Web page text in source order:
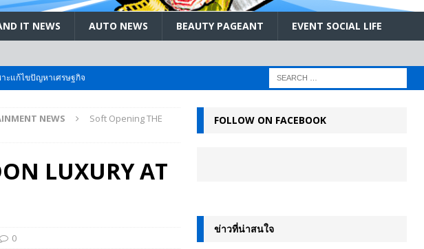
IT NEWS AUTO NEWS BEAUTY PAGEANT EVENT SOCIAL LIFE
ะแก้ไขปัญหาเศรษฐกิจ
พลาด 25 มีค. – 5
นกำแพง ‘บ้านใหญ่’ ใน
NEWS
Soft Opening THE
LUXURY AT
0
FOLLOW ON FACEBOOK
ข่าวที่น่าสนใจ